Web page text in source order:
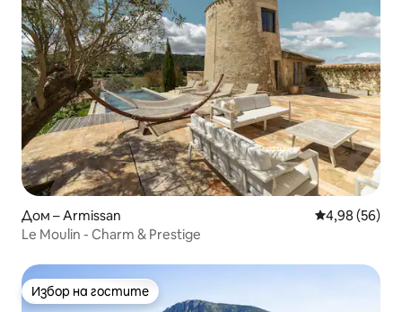
Дом – Armissan Средна
4,98 (56)
Le Moulin - Charm & Prestige
Избор на гостите
Избор на гостите